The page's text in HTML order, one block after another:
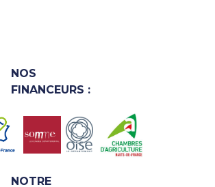
NOS
FINANCEURS :
NOTRE